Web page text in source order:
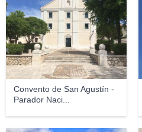
Convento de San Agustín -
Parador Naci...